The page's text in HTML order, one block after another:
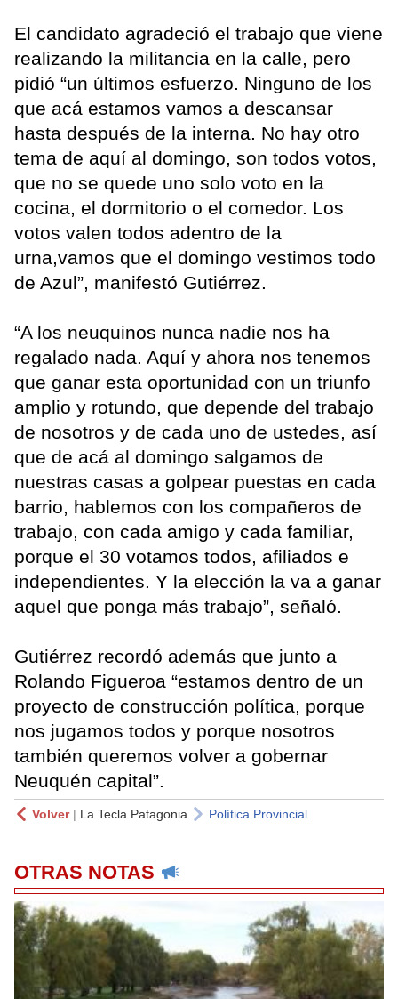
El candidato agradeció el trabajo que viene
realizando la militancia en la calle, pero
pidió “un últimos esfuerzo. Ninguno de los
que acá estamos vamos a descansar
hasta después de la interna. No hay otro
tema de aquí al domingo, son todos votos,
que no se quede uno solo voto en la
cocina, el dormitorio o el comedor. Los
votos valen todos adentro de la
urna,vamos que el domingo vestimos todo
de Azul”, manifestó Gutiérrez.
“A los neuquinos nunca nadie nos ha
regalado nada. Aquí y ahora nos tenemos
que ganar esta oportunidad con un triunfo
amplio y rotundo, que depende del trabajo
de nosotros y de cada uno de ustedes, así
que de acá al domingo salgamos de
nuestras casas a golpear puestas en cada
barrio, hablemos con los compañeros de
trabajo, con cada amigo y cada familiar,
porque el 30 votamos todos, afiliados e
independientes. Y la elección la va a ganar
aquel que ponga más trabajo”, señaló.
Gutiérrez recordó además que junto a
Rolando Figueroa “estamos dentro de un
proyecto de construcción política, porque
nos jugamos todos y porque nosotros
también queremos volver a gobernar
Neuquén capital”.
Volver| La Tecla Patagonia Política Provincial
OTRAS NOTAS